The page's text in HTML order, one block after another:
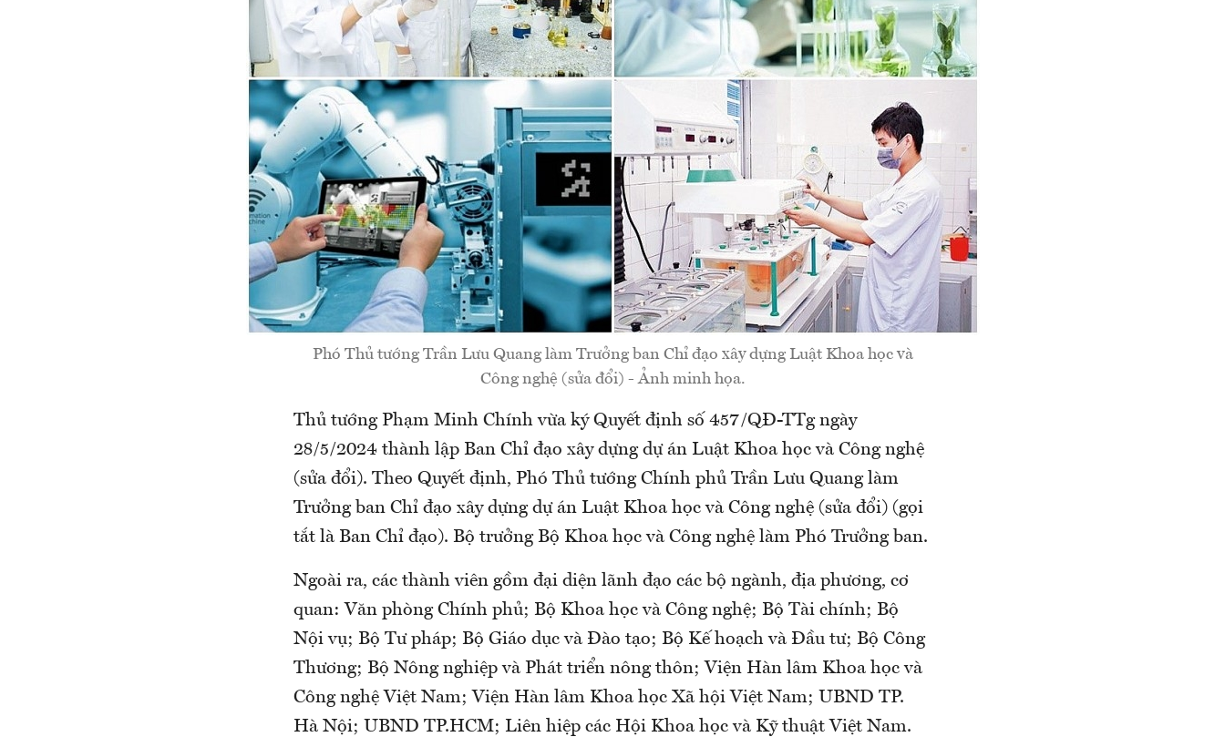
Phó Thủ tướng Trần Lưu Quang làm Trưởng ban Chỉ đạo xây dựng Luật Khoa học và
Công nghệ (sửa đổi) - Ảnh minh họa.
Thủ tướng Phạm Minh Chính vừa ký Quyết định số 457/QĐ-TTg ngày
28/5/2024 thành lập Ban Chỉ đạo xây dựng dự án Luật Khoa học và Công nghệ
(sửa đổi). Theo Quyết định, Phó Thủ tướng Chính phủ Trần Lưu Quang làm
Trưởng ban Chỉ đạo xây dựng dự án Luật Khoa học và Công nghệ (sửa đổi) (gọi
tắt là Ban Chỉ đạo). Bộ trưởng Bộ Khoa học và Công nghệ làm Phó Trưởng ban.
Ngoài ra, các thành viên gồm đại diện lãnh đạo các bộ ngành, địa phương, cơ
quan: Văn phòng Chính phủ; Bộ Khoa học và Công nghệ; Bộ Tài chính; Bộ
Nội vụ; Bộ Tư pháp; Bộ Giáo dục và Đào tạo; Bộ Kế hoạch và Đầu tư; Bộ Công
Thương; Bộ Nông nghiệp và Phát triển nông thôn; Viện Hàn lâm Khoa học và
Công nghệ Việt Nam; Viện Hàn lâm Khoa học Xã hội Việt Nam; UBND TP.
Hà Nội; UBND TP.HCM; Liên hiệp các Hội Khoa học và Kỹ thuật Việt Nam.